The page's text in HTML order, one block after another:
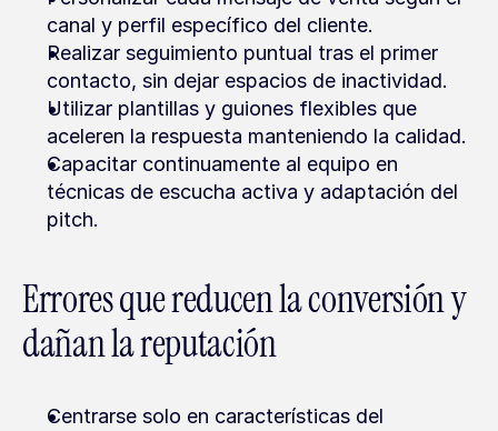
canal y perfil específico del cliente.
Realizar seguimiento puntual tras el primer
contacto, sin dejar espacios de inactividad.
Utilizar plantillas y guiones flexibles que
aceleren la respuesta manteniendo la calidad.
Capacitar continuamente al equipo en
técnicas de escucha activa y adaptación del
pitch.
Errores que reducen la conversión y
dañan la reputación
Centrarse solo en características del